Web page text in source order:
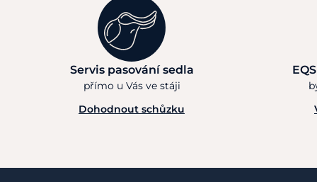
Servis pasování sedla
přímo u Vás ve stáji
Dohodnout schůzku